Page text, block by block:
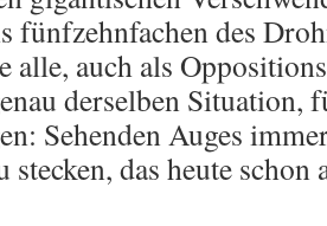
fünfzehnfachen des
alle, auch als
derselben Situation,
Sehenden Auges
stecken, das heute schon